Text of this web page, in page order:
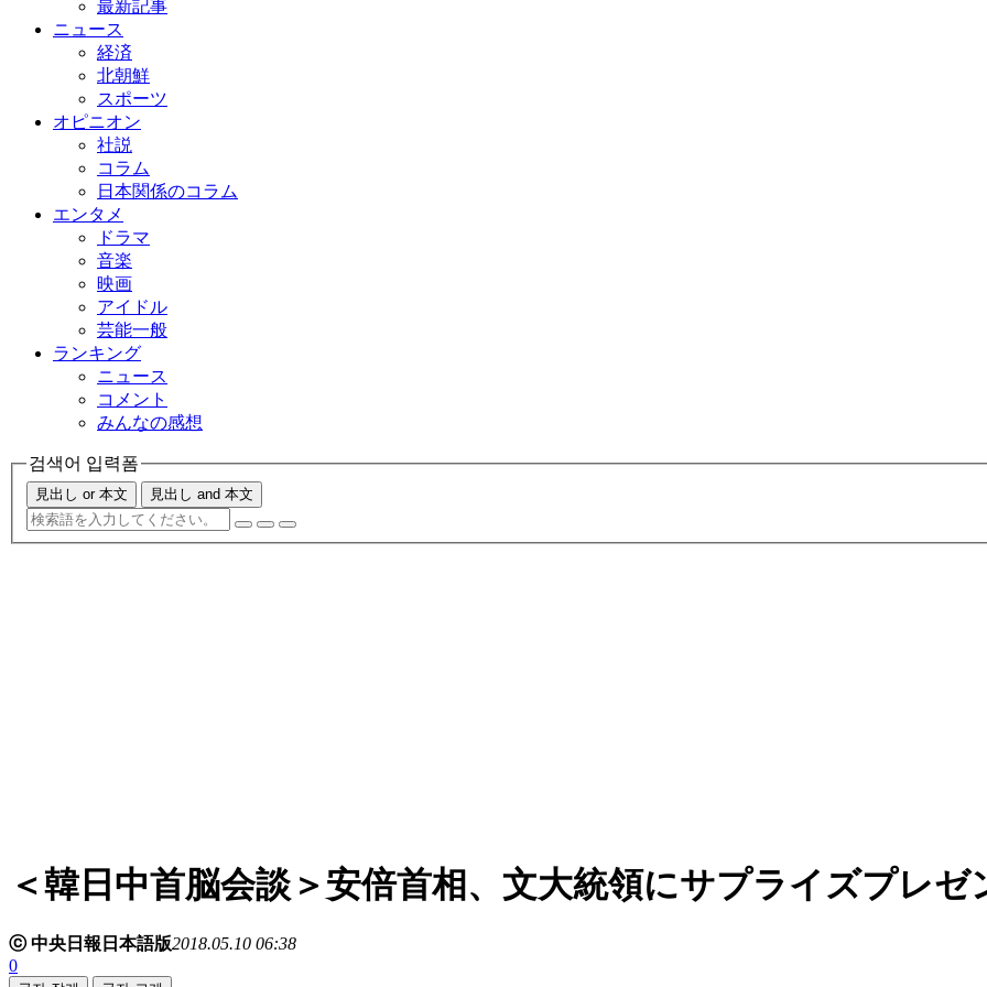
最新記事
ニュース
経済
北朝鮮
スポーツ
オピニオン
社説
コラム
日本関係のコラム
エンタメ
ドラマ
音楽
映画
アイドル
芸能一般
ランキング
ニュース
コメント
みんなの感想
검색어 입력폼
見出し or 本文 見出し and 本文
＜韓日中首脳会談＞安倍首相、文大統領にサプライズプレゼ
ⓒ 中央日報日本語版2018.05.10 06:38
0